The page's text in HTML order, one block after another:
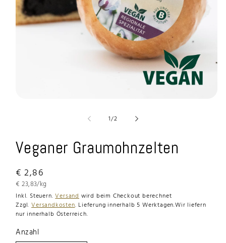
1/von
2
Veganer Graumohnzelten
Normaler
Preis
€ 2,86
Grundpreis
€ 23,83/kg
Inkl. Steuern.Versandwird beim Checkout berechnet
Zzgl.Versandkosten. Lieferung innerhalb 5 Werktagen.Wir liefern
nur innerhalb Österreich.
Anzahl
Anzahl